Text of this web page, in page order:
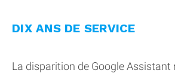
DIX ANS DE SERVICE
La disparition de Google Assistant